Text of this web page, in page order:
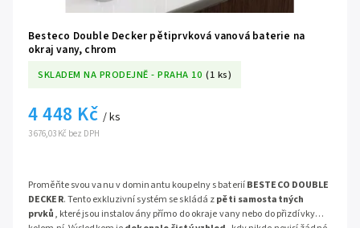
Besteco Double Decker pětiprvková vanová baterie na
okraj vany, chrom
SKLADEM NA PRODEJNĚ - PRAHA 10 (1 ks)
3 676,03 Kč bez DPH
4 448 Kč / ks
Proměňte svou vanu v dominantu koupelny s bateriíBESTECO DOUBLE
DECKER. Tento exkluzivní systém se skládá zpěti samostatných
prvků, které jsou instalovány přímo do okraje vany nebo do přizdívky